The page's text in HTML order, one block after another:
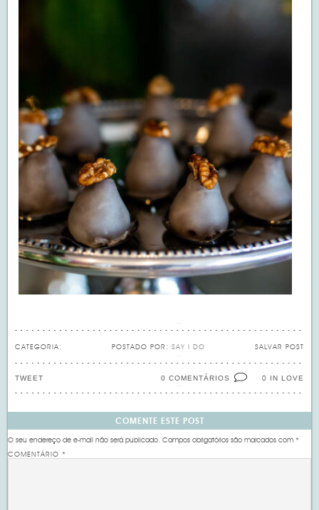
CATEGORIA: SALVAR POST
POSTADO POR: SAY I DO
0 IN LOVE
0 COMENTÁRIOS
TWEET
COMENTE ESTE POST
O seu endereço de e-mail não será publicado. Campos obrigatórios são marcados com*
COMENTÁRIO*